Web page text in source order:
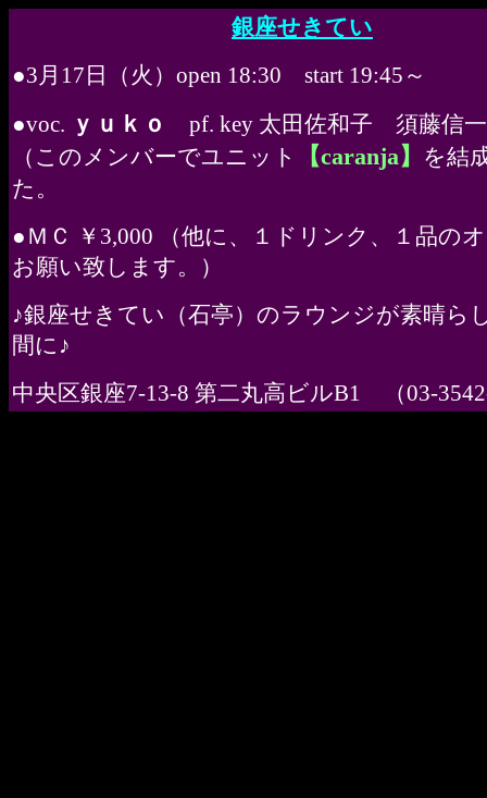
銀座せきてい
●3月17日（火）open 18:30 start 19:45～
●voc. ｙｕｋｏ
pf. key 太田佐和子 須藤信
（このメンバーでユニット
【caranja】
を結
た。
●ＭＣ ￥3,000 （他に、１ドリンク、１品の
お願い致します。）
♪銀座せきてい（石亭）のラウンジが素晴ら
間に♪
中央区銀座7-13-8 第二丸高ビルB1 （03-